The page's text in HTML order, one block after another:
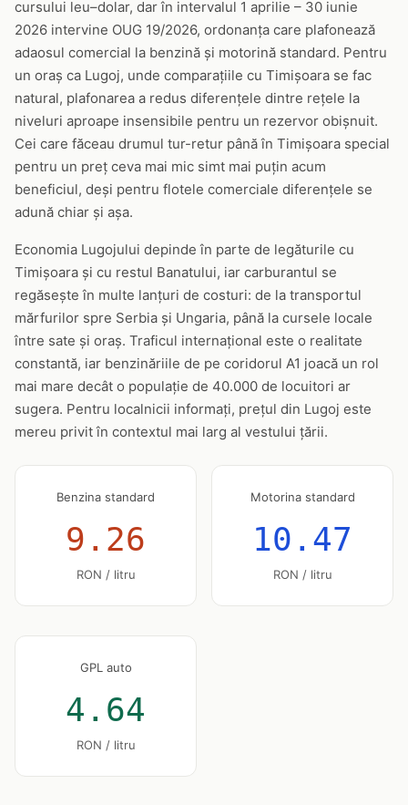
cursului leu–dolar, dar în intervalul 1 aprilie – 30 iunie
2026 intervine OUG 19/2026, ordonanța care plafonează
adaosul comercial la benzină și motorină standard. Pentru
un oraș ca Lugoj, unde comparațiile cu Timișoara se fac
natural, plafonarea a redus diferențele dintre rețele la
niveluri aproape insensibile pentru un rezervor obișnuit.
Cei care făceau drumul tur-retur până în Timișoara special
pentru un preț ceva mai mic simt mai puțin acum
beneficiul, deși pentru flotele comerciale diferențele se
adună chiar și așa.
Economia Lugojului depinde în parte de legăturile cu
Timișoara și cu restul Banatului, iar carburantul se
regăsește în multe lanțuri de costuri: de la transportul
mărfurilor spre Serbia și Ungaria, până la cursele locale
între sate și oraș. Traficul internațional este o realitate
constantă, iar benzinăriile de pe coridorul A1 joacă un rol
mai mare decât o populație de 40.000 de locuitori ar
sugera. Pentru localnicii informați, prețul din Lugoj este
mereu privit în contextul mai larg al vestului țării.
Benzina standard
9.26
RON / litru
Motorina standard
10.47
RON / litru
GPL auto
4.64
RON / litru